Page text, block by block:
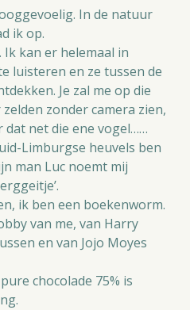
In de natuur
ik op.
kan er helemaal in
luisteren en ze tussen de
Je zal me op die
zonder camera zien,
dat net die ene vogel……
Limburgse heuvels ben
man Luc noemt mij
ik ben een boekenworm.
van me, van Harry
en van Jojo Moyes
chocolade 75% is